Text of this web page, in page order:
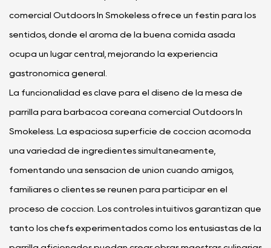
comercial Outdoors In Smokeless ofrece un festín para los
sentidos, donde el aroma de la buena comida asada
ocupa un lugar central, mejorando la experiencia
gastronómica general.
La funcionalidad es clave para el diseño de la mesa de
parrilla para barbacoa coreana comercial Outdoors In
Smokeless. La espaciosa superficie de cocción acomoda
una variedad de ingredientes simultáneamente,
fomentando una sensación de unión cuando amigos,
familiares o clientes se reúnen para participar en el
proceso de cocción. Los controles intuitivos garantizan que
tanto los chefs experimentados como los entusiastas de la